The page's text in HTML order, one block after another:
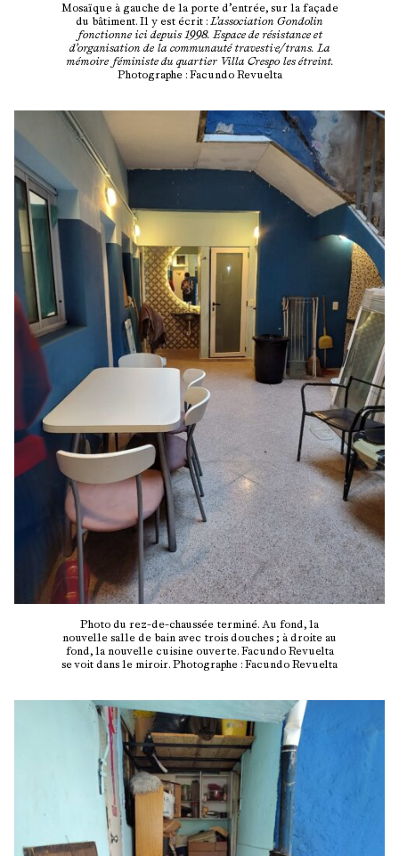
Mosaïque à gauche de la porte d’entrée, sur la façade
du bâtiment. Il y est écrit : L’association Gondolin
fonctionne ici depuis 1998. Espace de résistance et
d’organisation de la communauté travesti·e/trans. La
mémoire féministe du quartier Villa Crespo les étreint.
Photographe : Facundo Revuelta
Photo du rez-de-chaussée terminé. Au fond, la
nouvelle salle de bain avec trois douches ; à droite au
fond, la nouvelle cuisine ouverte. Facundo Revuelta
se voit dans le miroir. Photographe : Facundo Revuelta